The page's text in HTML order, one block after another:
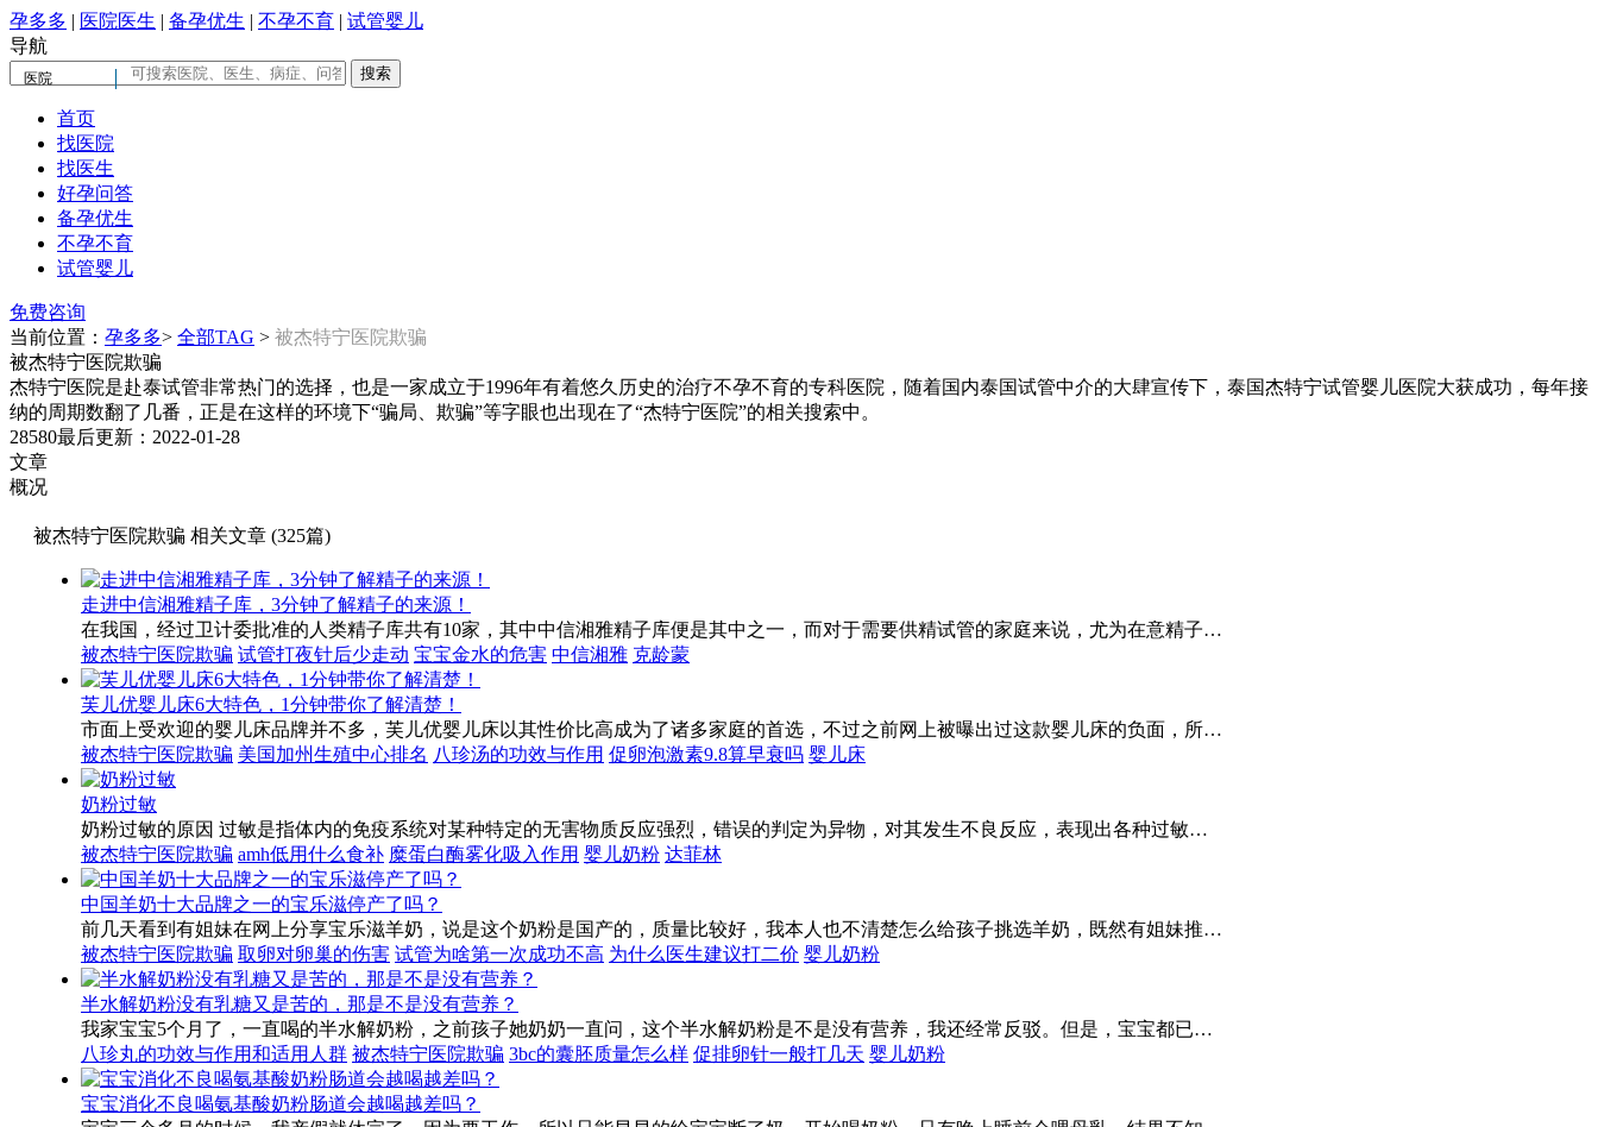
孕多多 | 医院医生 | 备孕优生 | 不孕不育 | 试管婴儿
导航
医院
首页
找医院
找医生
好孕问答
备孕优生
不孕不育
试管婴儿
免费咨询
当前位置： 孕多多> 全部TAG > 被杰特宁医院欺骗
被杰特宁医院欺骗
杰特宁医院是赴泰试管非常热门的选择，也是一家成立于1996年有着悠久历史的治疗不孕不育的专科医院，随着国内泰国试管中介的大肆宣传下，泰国杰特宁试管婴儿医院大获成功，每年接
纳的周期数翻了几番，正是在这样的环境下“骗局、欺骗”等字眼也出现在了“杰特宁医院”的相关搜索中。
28580最后更新：2022-01-28
文章
概况
被杰特宁医院欺骗 相关文章 (325篇)
走进中信湘雅精子库，3分钟了解精子的来源！
在我国，经过卫计委批准的人类精子库共有10家，其中中信湘雅精子库便是其中之一，而对于需要供精试管的家庭来说，尤为在意精子…
被杰特宁医院欺骗 试管打夜针后少走动 宝宝金水的危害 中信湘雅 克龄蒙
芙儿优婴儿床6大特色，1分钟带你了解清楚！
市面上受欢迎的婴儿床品牌并不多，芙儿优婴儿床以其性价比高成为了诸多家庭的首选，不过之前网上被曝出过这款婴儿床的负面，所…
被杰特宁医院欺骗 美国加州生殖中心排名 八珍汤的功效与作用 促卵泡激素9.8算早衰吗 婴儿床
奶粉过敏
奶粉过敏的原因 过敏是指体内的免疫系统对某种特定的无害物质反应强烈，错误的判定为异物，对其发生不良反应，表现出各种过敏…
被杰特宁医院欺骗 amh低用什么食补 糜蛋白酶雾化吸入作用 婴儿奶粉 达菲林
中国羊奶十大品牌之一的宝乐滋停产了吗？
前几天看到有姐妹在网上分享宝乐滋羊奶，说是这个奶粉是国产的，质量比较好，我本人也不清楚怎么给孩子挑选羊奶，既然有姐妹推…
被杰特宁医院欺骗 取卵对卵巢的伤害 试管为啥第一次成功不高 为什么医生建议打二价 婴儿奶粉
半水解奶粉没有乳糖又是苦的，那是不是没有营养？
我家宝宝5个月了，一直喝的半水解奶粉，之前孩子她奶奶一直问，这个半水解奶粉是不是没有营养，我还经常反驳。但是，宝宝都已…
八珍丸的功效与作用和适用人群 被杰特宁医院欺骗 3bc的囊胚质量怎么样 促排卵针一般打几天 婴儿奶粉
宝宝消化不良喝氨基酸奶粉肠道会越喝越差吗？